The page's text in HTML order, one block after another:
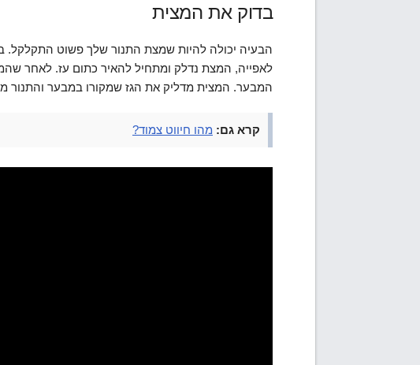
בדוק את המצית
הבעיה יכולה להיות שמצת התנור שלך פשוט התקלקל.
לאפייה, המצת נדלק ומתחיל להאיר כתום עז. לאחר
המבער. המצית מדליק את הגז שמקורו במבער והתנור
קרא גם: מהו חיווט צמוד?